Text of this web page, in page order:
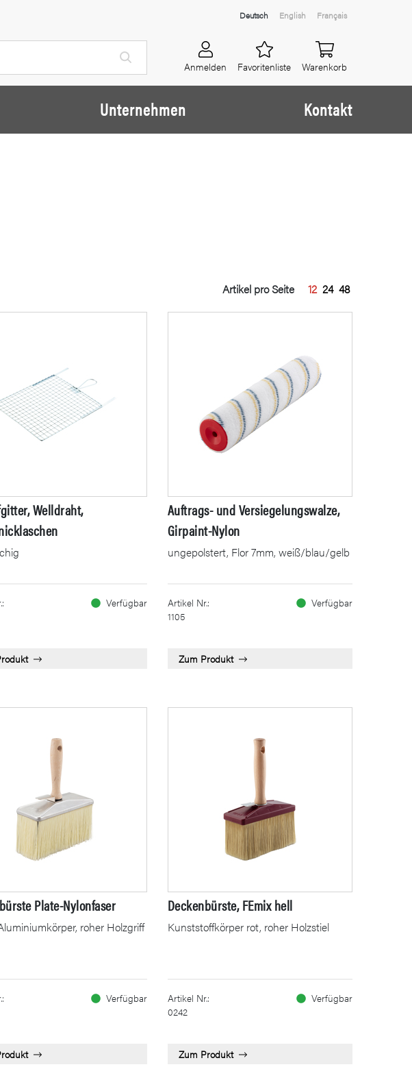
Deutsch English Français
Anmelden Favoritenliste Warenkorb
Unternehmen Kontakt
Artikel pro Seite 12 24 48
Welldraht,
Verfügbar
Auftrags- und Versiegelungswalze,
Girpaint-Nylon
ungepolstert, Flor 7mm, weiß/blau/gelb
Artikel Nr.:
1105
Verfügbar
Zum Produkt
Plate-Nylonfaser
roher Holzgriff
Verfügbar
Deckenbürste, FEmix hell
Kunststoffkörper rot, roher Holzstiel
Artikel Nr.:
0242
Verfügbar
Zum Produkt